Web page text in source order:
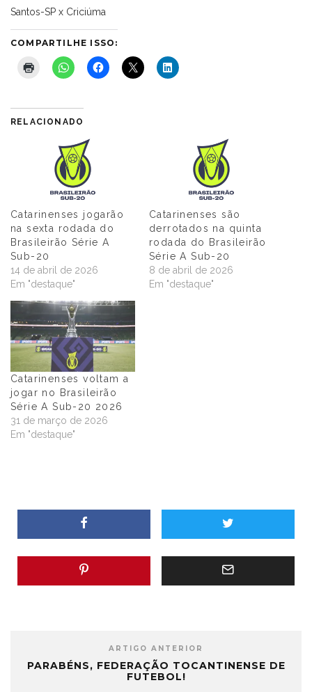
Santos-SP x Criciúma
COMPARTILHE ISSO:
RELACIONADO
Catarinenses jogarão
na sexta rodada do
Brasileirão Série A
Sub-20
14 de abril de 2026
Em "destaque"
Catarinenses são
derrotados na quinta
rodada do Brasileirão
Série A Sub-20
8 de abril de 2026
Em "destaque"
Catarinenses voltam a
jogar no Brasileirão
Série A Sub-20 2026
31 de março de 2026
Em "destaque"
ARTIGO ANTERIOR
PARABÉNS, FEDERAÇÃO TOCANTINENSE DE
FUTEBOL!